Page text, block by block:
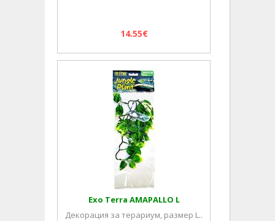
14.55€
Exo Terra AMAPALLO L
Декорация за терариум, размер L..